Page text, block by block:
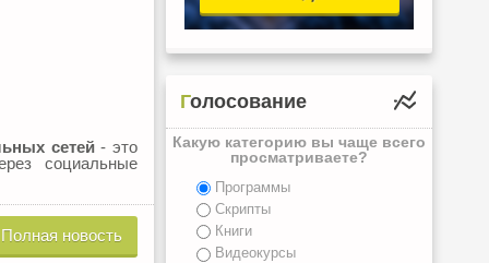
сетей- это
социальные
Полная новость
Голосование
Какую категорию вы чаще всего
просматриваете?
Программы
Скрипты
Книги
Видеокурсы